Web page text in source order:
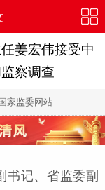
姜宏伟接受中
察调查
家监委网站
书记、省监委副